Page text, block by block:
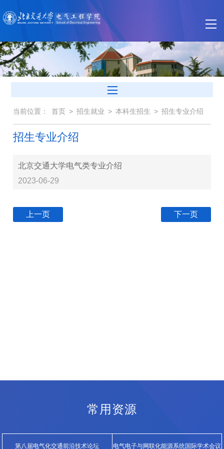
当前位置： 首页 > 招生就业 > 本科生招生 > 招生专业介绍
招生专业介绍
北京交通大学电气类专业介绍
2023-06-29
上一页 下一页
常用资源
第八届电气化交通前沿技术论坛 电气电子与网联化能源系统国际学术会议